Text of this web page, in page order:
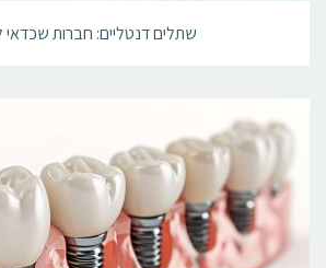
שתלים דנטליים: חברות שכדאי